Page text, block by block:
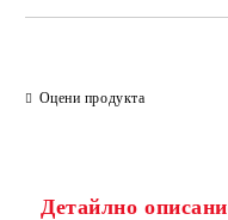
Оцени продукта
Детайлно